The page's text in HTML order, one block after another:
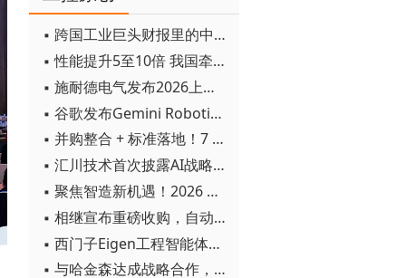
▪ 跨国工业巨头财报里的中国成绩单
▪ 性能提升5至10倍 我国牵头制定的WiTSnet工业以太网国际标准正式发布
▪ 施耐德电气发布2026上半年可持续发展成绩单 "Impact 2030"路线图开局稳健
▪ 谷歌发布Gemini Robotics 2模型 实现人形机器人全身智能控制突破
▪ 并购整合 + 标准落地！7 月工业自动化产业动态速递
▪ 汇川技术首次披露AI战略进展：从两个方面推动“AI业务化”落地
▪ 聚焦智造新机遇！2026 青岛数字化及智能制造技术论坛圆满落幕
▪ 相继宣布重磅收购，自动化巨头新一轮并购潮剑指何方？
▪ 西门子Eigen工程智能体落地中国，工业AI跨越物理世界“确定性”拐点
▪ 与哈金森达成战略合作，乐聚机器人何以持续获得工业巨头青睐？